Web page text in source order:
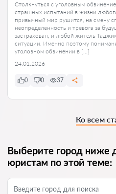
Столкнуться с уголовным
страшных испытаний в жизни
привычный мир рушится, на смену
неопределенность и тревога за
застрахован, и любой житель
ситуации. Именно поэтому
уголовном обвинении в […]
24.01.2026
0 0 37
Ко всем
Выберите город ниже
юристам по этой теме: